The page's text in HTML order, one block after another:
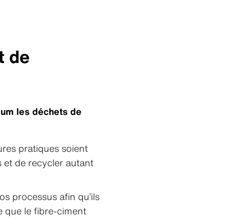
de
les déchets de
pratiques soient
et de recycler autant
processus afin qu’ils
que le fibre-ciment